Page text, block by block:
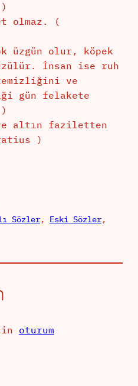
olmaz. (
üzgün olur, köpek
İnsan ise ruh
ve
gün felakete
ve altın faziletten
)
Sözler, Eski Sözler
oturum